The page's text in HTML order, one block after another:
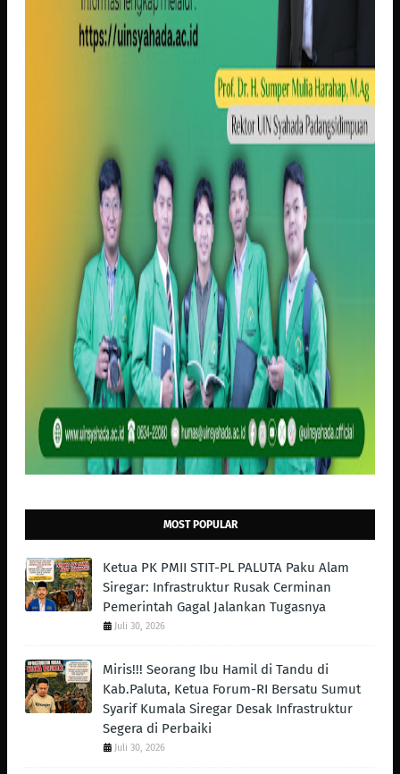
MOST POPULAR
Ketua PK PMII STIT-PL PALUTA Paku Alam
Siregar: Infrastruktur Rusak Cerminan
Pemerintah Gagal Jalankan Tugasnya
Juli 30, 2026
Miris!!! Seorang Ibu Hamil di Tandu di
Kab.Paluta, Ketua Forum-RI Bersatu Sumut
Syarif Kumala Siregar Desak Infrastruktur
Segera di Perbaiki
Juli 30, 2026